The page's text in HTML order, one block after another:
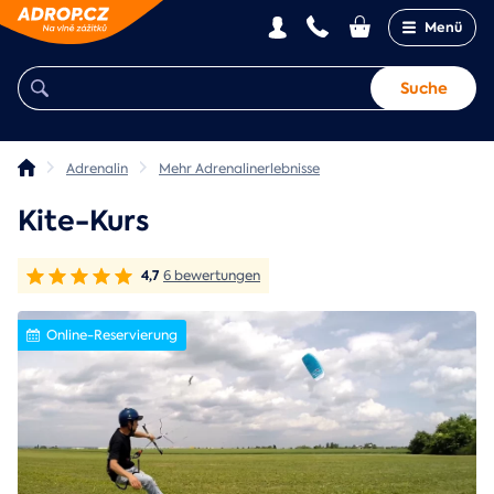
Menü
Suche
Adrenalin Mehr Adrenalinerlebnisse
Kite-Kurs
4,7 6 bewertungen
Online-Reservierung